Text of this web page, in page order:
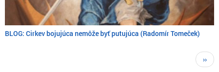
BLOG: Cirkev bojujúca nemôže byť putujúca (Radomír Tomeček)
Next
page
››